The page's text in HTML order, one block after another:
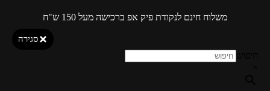
משלוח חינם לנקודת פיק אפ ברכישה מעל 150 ש"ח
סגירה